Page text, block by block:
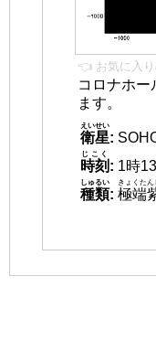
👈 お気に入り
コロナホー
ます。
衛星
えいせい
:
時刻
じこく
: 1時
種類
しゅるい
: 極端
きょくた